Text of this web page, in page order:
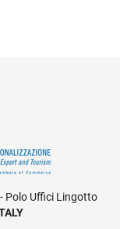
Polo Uffici Lingotto